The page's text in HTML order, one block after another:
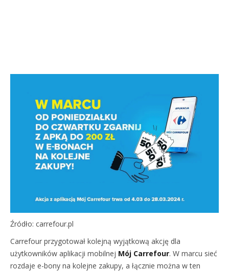
Źródło: carrefour.pl
Carrefour przygotował kolejną wyjątkową akcję dla
użytkowników aplikacji mobilnej Mój Carrefour. W marcu sieć
rozdaje e-bony na kolejne zakupy, a łącznie można w ten